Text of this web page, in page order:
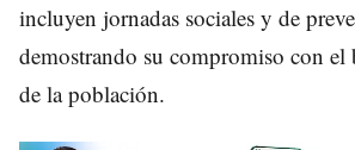
incluyen jornadas sociales y de
demostrando su compromiso con el
de la población.